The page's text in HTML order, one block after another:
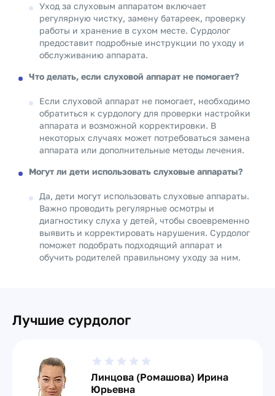
Уход за слуховым аппаратом включает
регулярную чистку, замену батареек, проверку
работы и хранение в сухом месте. Сурдолог
предоставит подробные инструкции по уходу и
обслуживанию аппарата.
Что делать, если слуховой аппарат не помогает?
Если слуховой аппарат не помогает, необходимо
обратиться к сурдологу для проверки настройки
аппарата и возможной корректировки. В
некоторых случаях может потребоваться замена
аппарата или дополнительные методы лечения.
Могут ли дети использовать слуховые аппараты?
Да, дети могут использовать слуховые аппараты.
Важно проводить регулярные осмотры и
диагностику слуха у детей, чтобы своевременно
выявить и корректировать нарушения. Сурдолог
поможет подобрать подходящий аппарат и
обучить родителей правильному уходу за ним.
Лучшие сурдолог
Линцова (Ромашова) Ирина
Юрьевна